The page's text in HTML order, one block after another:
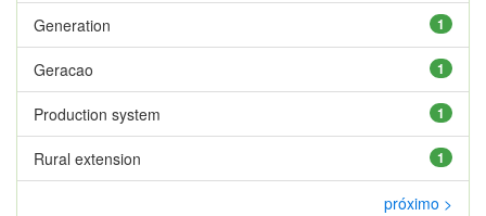
1
Generation
1
Geracao
1
Production system
1
Rural extension
próximo >